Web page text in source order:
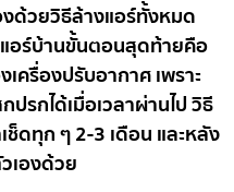
ด้วยวิธีล้างแอร์ทั้งหมด
อร์บ้านขั้นตอนสุดท้ายคือ
ครื่องปรับอากาศ เพราะ
รกได้เมื่อเวลาผ่านไป วิธี
ช็ดทุก ๆ 2-3 เดือน และหลัง
เองด้วย